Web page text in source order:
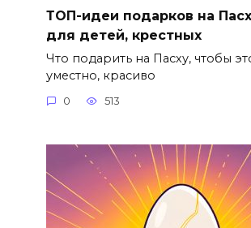
ТОП-идеи подарков на
для детей, крестных
Что подарить на Пасху, чтобы
уместно, красиво
0 513